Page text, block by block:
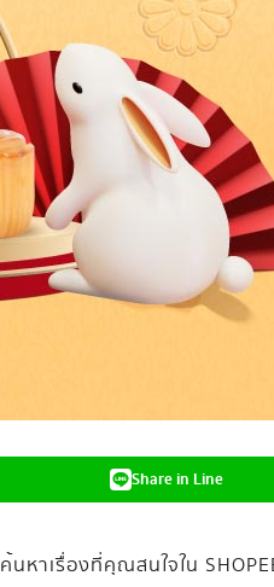
Share in Line
ค้นหาเรื่องที่คุณสนใจใน